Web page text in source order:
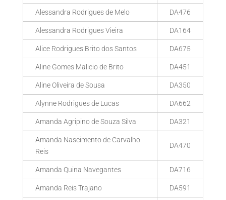
Alessandra Rodrigues de Melo DA476
Alessandra Rodrigues Vieira DA164
Alice Rodrigues Brito dos Santos DA675
Aline Gomes Malicio de Brito DA451
Aline Oliveira de Sousa DA350
Alynne Rodrigues de Lucas DA662
Amanda Agripino de Souza Silva DA321
Amanda Nascimento de Carvalho
Reis
DA470
Amanda Quina Navegantes DA716
Amanda Reis Trajano DA591